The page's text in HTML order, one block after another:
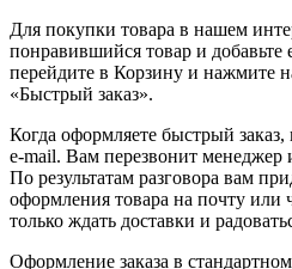
Для покупки товара в нашем
понравившийся товар и добавьте
перейдите в Корзину и нажмите
«Быстрый заказ».
Когда оформляете быстрый
e-mail. Вам перезвонит менеджер
По результатам разговора вам
оформления товара на почту или
только ждать доставки и
Оформление заказа в